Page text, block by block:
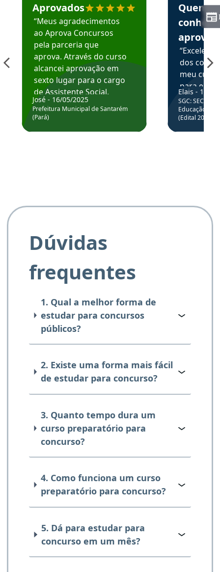
Aprovados
“Meus agradecimentos
ao Aprova Concursos
pela parceria que
aprova. Através do curso
alcancei aprovação em
sexto lugar para o cargo
de Assistente Social.
Hoje estou atuando na
Prefeitura de Santarém.
José - 16/05/2025
Prefeitura Municipal de Santarém
(Pará)
Quem
aprova
dos
meu
para
colocar
através
de
Elais - 15/
SGC: SEC BA
Educação
(Edital
Dúvidas
frequentes
1. Qual a melhor forma de
estudar para concursos
públicos?
2. Existe uma forma mais fácil
de estudar para concurso?
3. Quanto tempo dura um
curso preparatório para
concurso?
4. Como funciona um curso
preparatório para concurso?
5. Dá para estudar para
concurso em um mês?